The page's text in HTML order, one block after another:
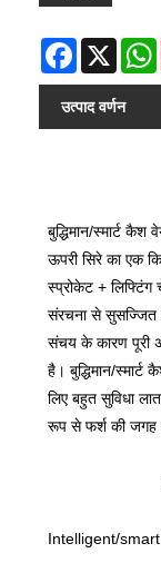
Facebook
X
उत्पाद वर्णन
बुद्धिमान/स्मार्ट
ऊपरी सिरे का एक
स्प्रोकेट +
संरचना से सुसज्जित
संचय के कारण पूरी
है। बुद्धिमान/
लिए बहुत सुविधा
रूप से फर्श की जगह
Intelligent/